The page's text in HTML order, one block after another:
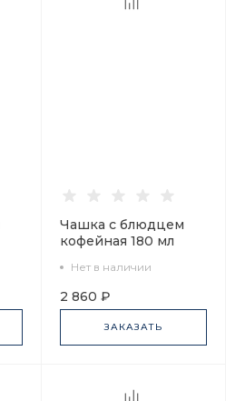
Чашка с блюдцем
кофейная 180 мл
рисунок Фокус удача
арт. 81.30679.00.1
Нет в наличии
2 860 ₽
ЗАКАЗАТЬ